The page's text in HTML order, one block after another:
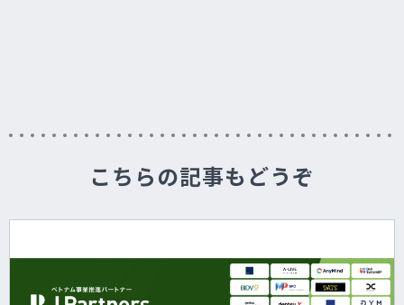
こちらの記事もどうぞ